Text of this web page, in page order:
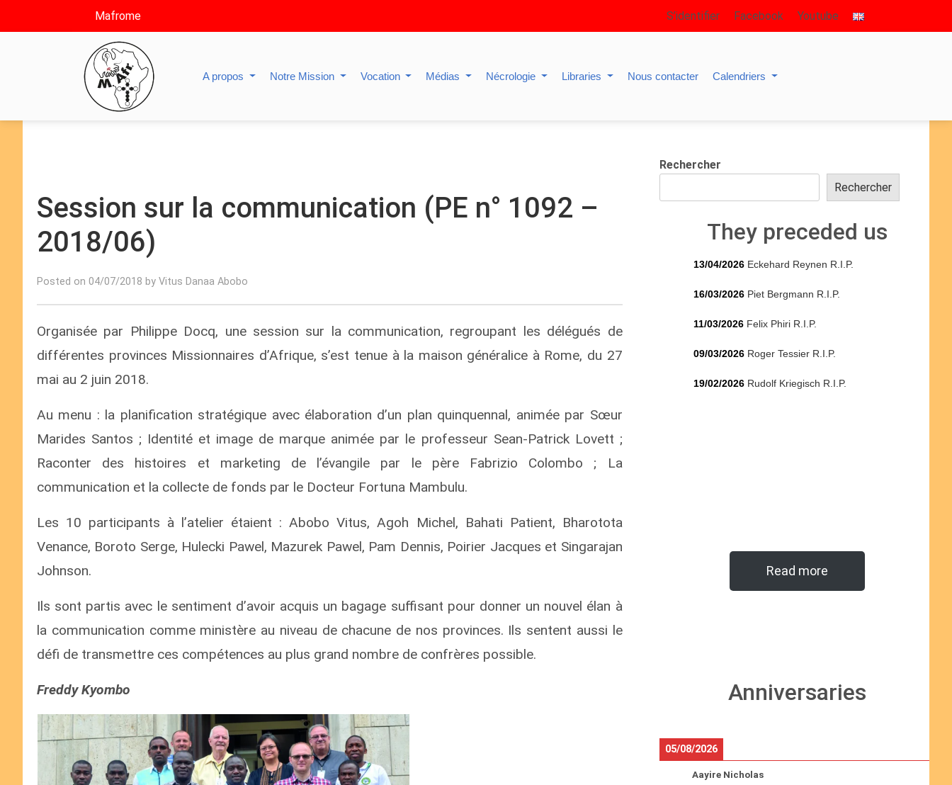
Mafrome S’identifier Facebook Youtube
A propos Notre Mission Vocation Médias Nécrologie Libraries Nous contacter Calendriers
Session sur la communication (PE n° 1092 –
2018/06)
Posted on 04/07/2018 by Vitus Danaa Abobo
Organisée par Philippe Docq, une session sur la communication, regroupant les délégués de
différentes provinces Missionnaires d’Afrique, s’est tenue à la maison généralice à Rome, du 27
mai au 2 juin 2018.
Au menu : la planification stratégique avec élaboration d’un plan quinquennal, animée par Sœur
Marides Santos ; Identité et image de marque animée par le professeur Sean-Patrick Lovett ;
Raconter des histoires et marketing de l’évangile par le père Fabrizio Colombo ; La
communication et la collecte de fonds par le Docteur Fortuna Mambulu.
Les 10 participants à l’atelier étaient : Abobo Vitus, Agoh Michel, Bahati Patient, Bharotota
Venance, Boroto Serge, Hulecki Pawel, Mazurek Pawel, Pam Dennis, Poirier Jacques et Singarajan
Johnson.
Ils sont partis avec le sentiment d’avoir acquis un bagage suffisant pour donner un nouvel élan à
la communication comme ministère au niveau de chacune de nos provinces. Ils sentent aussi le
défi de transmettre ces compétences au plus grand nombre de confrères possible.
Freddy Kyombo
Rechercher
Rechercher
They preceded us
13/04/2026 Eckehard Reynen R.I.P.
16/03/2026 Piet Bergmann R.I.P.
11/03/2026 Felix Phiri R.I.P.
09/03/2026 Roger Tessier R.I.P.
19/02/2026 Rudolf Kriegisch R.I.P.
Read more
Anniversaries
05/08/2026
Aayire Nicholas